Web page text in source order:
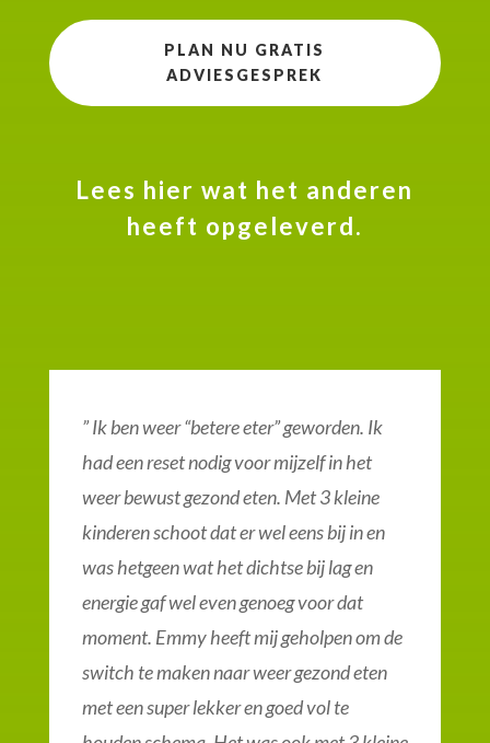
PLAN NU GRATIS
ADVIESGESPREK
Lees hier wat het anderen
heeft opgeleverd.
” Ik ben weer “betere eter” geworden. Ik
had een reset nodig voor mijzelf in het
weer bewust gezond eten. Met 3 kleine
kinderen schoot dat er wel eens bij in en
was hetgeen wat het dichtse bij lag en
energie gaf wel even genoeg voor dat
moment. Emmy heeft mij geholpen om de
switch te maken naar weer gezond eten
met een super lekker en goed vol te